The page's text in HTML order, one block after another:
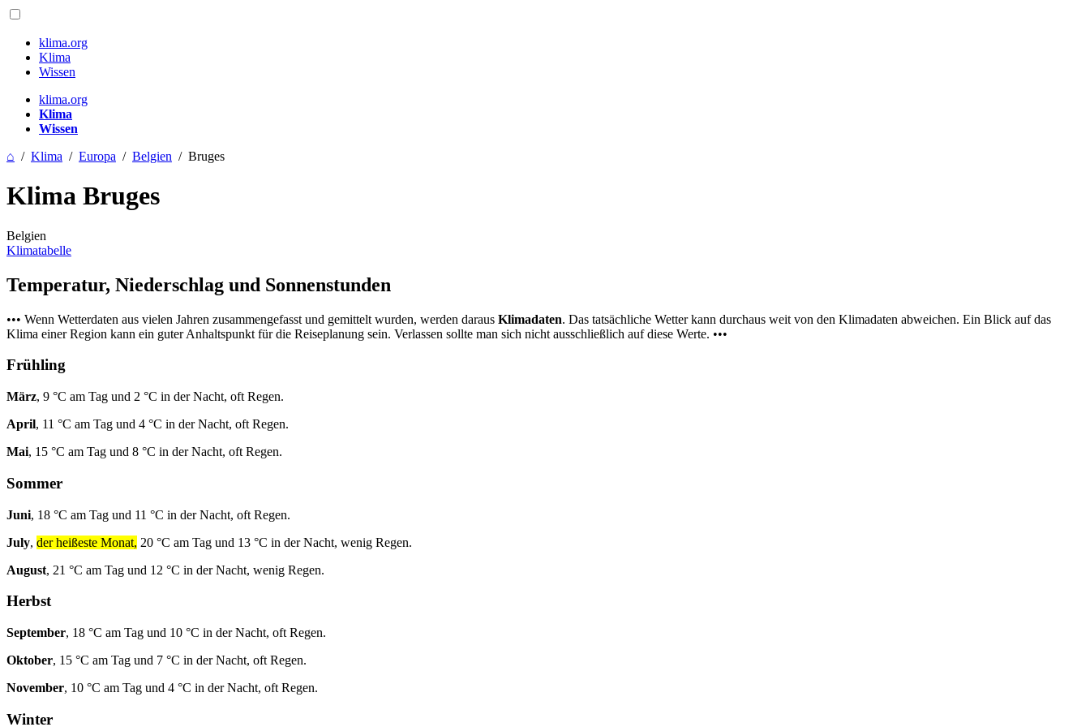
klima.org
Klima
Wissen
klima.org
Klima
Wissen
⌂ / Klima / Europa / Belgien / Bruges
Klima Bruges
Belgien
Klimatabelle
Temperatur, Niederschlag und Sonnenstunden
••• Wenn Wetterdaten aus vielen Jahren zusammengefasst und gemittelt wurden, werden daraus Klimadaten. Das tatsächliche Wetter kann durchaus weit von den Klimadaten abweichen. Ein Blick auf das
Klima einer Region kann ein guter Anhaltspunkt für die Reiseplanung sein. Verlassen sollte man sich nicht ausschließlich auf diese Werte. •••
Frühling
März, 9 °C am Tag und 2 °C in der Nacht, oft Regen.
April, 11 °C am Tag und 4 °C in der Nacht, oft Regen.
Mai, 15 °C am Tag und 8 °C in der Nacht, oft Regen.
Sommer
Juni, 18 °C am Tag und 11 °C in der Nacht, oft Regen.
July, der heißeste Monat, 20 °C am Tag und 13 °C in der Nacht, wenig Regen.
August, 21 °C am Tag und 12 °C in der Nacht, wenig Regen.
Herbst
September, 18 °C am Tag und 10 °C in der Nacht, oft Regen.
Oktober, 15 °C am Tag und 7 °C in der Nacht, oft Regen.
November, 10 °C am Tag und 4 °C in der Nacht, oft Regen.
Winter